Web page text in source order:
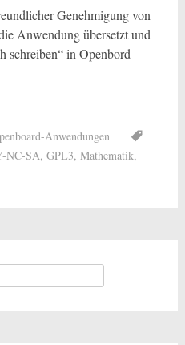
Genehmigung von
Anwendung übersetzt und
schreiben“ in Openbord
Anwendungen
NC-SA, GPL3, Mathematik,